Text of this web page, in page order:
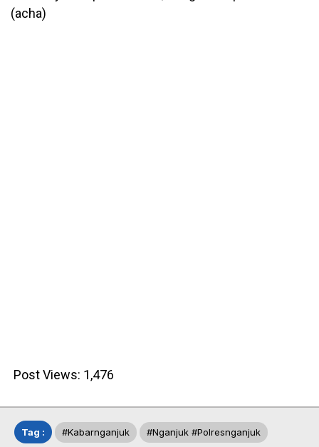
(acha)
Post Views: 1,476
Tag : #kabarnganjuk #nganjuk #polresnganjuk